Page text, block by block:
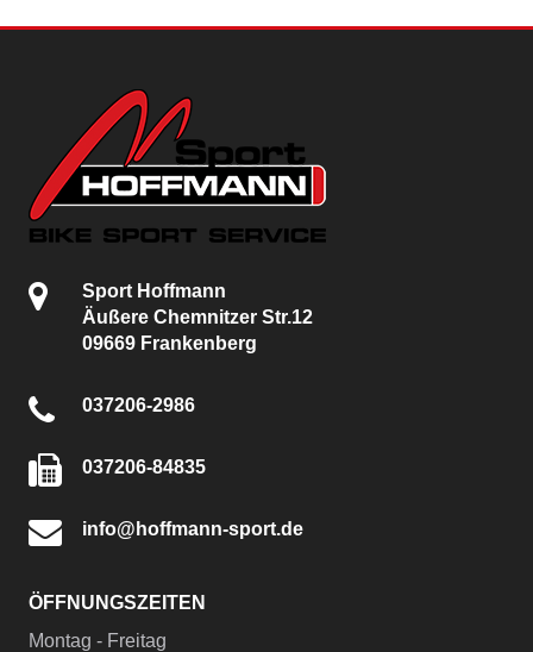
Sport Hoffmann
Äußere Chemnitzer Str.12
09669 Frankenberg
037206-2986
037206-84835
info@hoffmann-sport.de
ÖFFNUNGSZEITEN
Montag - Freitag